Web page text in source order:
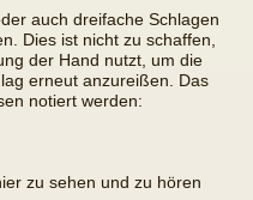
auch dreifache Schlagen
Dies ist nicht zu schaffen,
der Hand nutzt, um die
erneut anzureißen. Das
notiert werden:
zu sehen und zu hören